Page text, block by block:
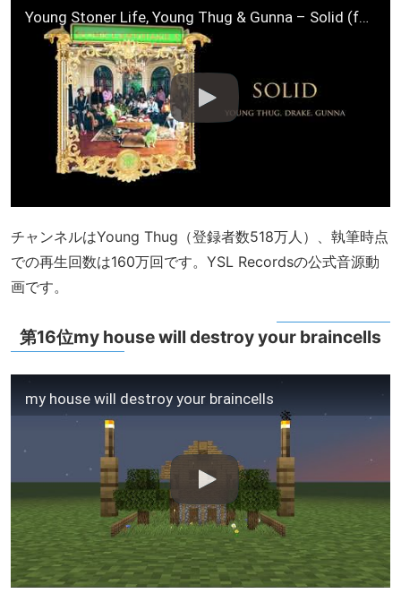
Young Stoner Life, Young Thug & Gunna – Solid (feat. Drake) [Official Audio]
チャンネルはYoung Thug（登録者数518万人）、執筆時点
での再生回数は160万回です。YSL Recordsの公式音源動
画です。
第16位my house will destroy your braincells
my house will destroy your braincells